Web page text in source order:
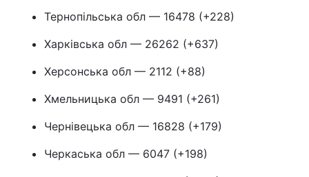
Тернопільська обл — 16478 (+228)
Харківська обл — 26262 (+637)
Херсонська обл — 2112 (+88)
Хмельницька обл — 9491 (+261)
Чернівецька обл — 16828 (+179)
Черкаська обл — 6047 (+198)